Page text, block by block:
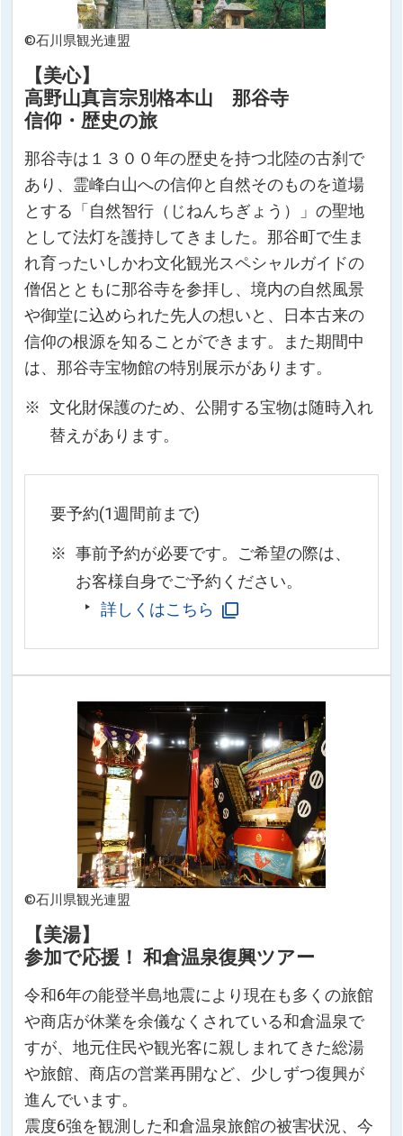
©石川県観光連盟
【美心】
高野山真言宗別格本山 那谷寺
信仰・歴史の旅
那谷寺は１３００年の歴史を持つ北陸の古刹で
あり、霊峰白山への信仰と自然そのものを道場
とする「自然智行（じねんちぎょう）」の聖地
として法灯を護持してきました。那谷町で生ま
れ育ったいしかわ文化観光スペシャルガイドの
僧侶とともに那谷寺を参拝し、境内の自然風景
や御堂に込められた先人の想いと、日本古来の
信仰の根源を知ることができます。また期間中
は、那谷寺宝物館の特別展示があります。
文化財保護のため、公開する宝物は随時入れ
替えがあります。
要予約(1週間前まで)
事前予約が必要です。ご希望の際は、
お客様自身でご予約ください。
詳しくはこちら
©石川県観光連盟
【美湯】
参加で応援！ 和倉温泉復興ツアー
令和6年の能登半島地震により現在も多くの旅館
や商店が休業を余儀なくされている和倉温泉で
すが、地元住民や観光客に親しまれてきた総湯
や旅館、商店の営業再開など、少しずつ復興が
進んでいます。
震度6強を観測した和倉温泉旅館の被害状況、今